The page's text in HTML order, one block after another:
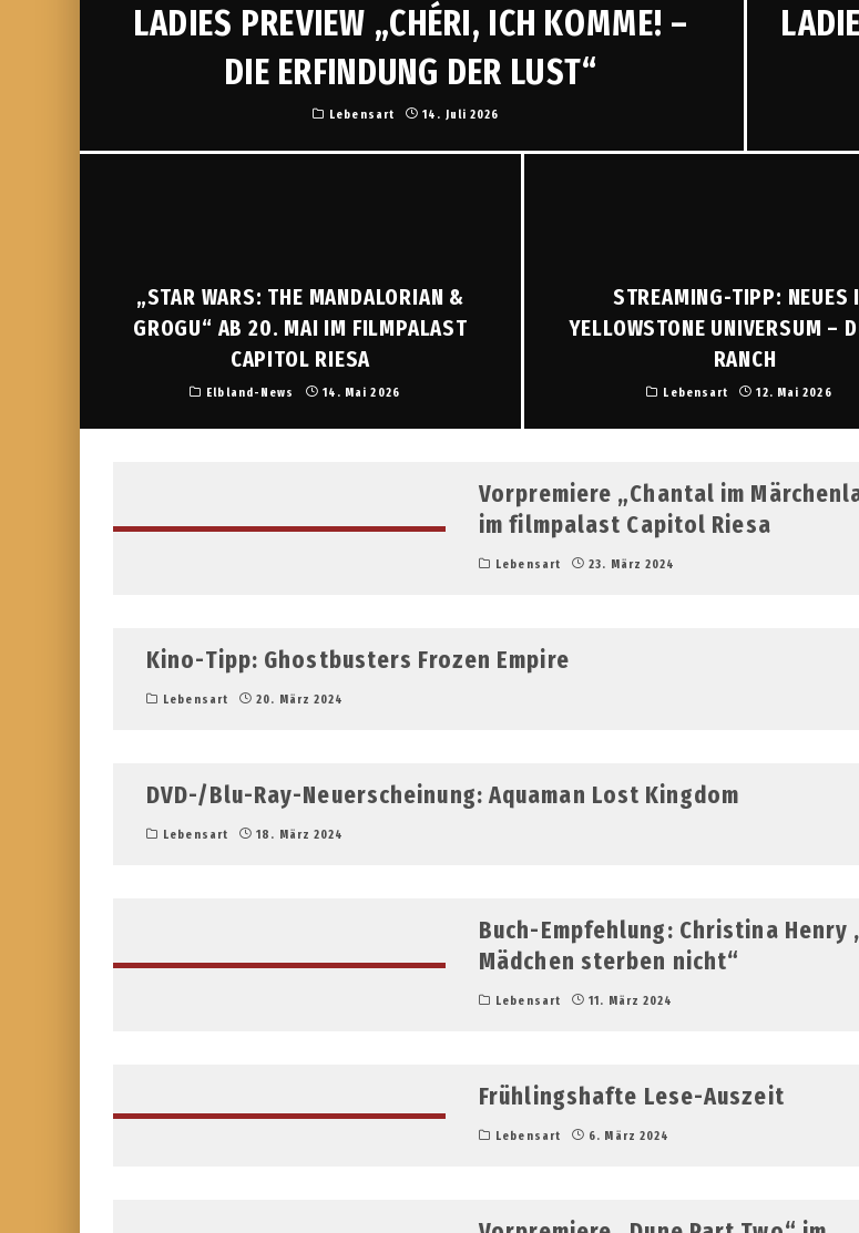
LADIES PREVIEW „CHÉRI, ICH KOMME! –
DIE ERFINDUNG DER LUST“
Lebensart 14. Juli 2026
„STAR WARS: THE MANDALORIAN &
GROGU“ AB 20. MAI IM FILMPALAST
CAPITOL RIESA
Elbland-News 14. Mai 2026
STREAMING-TIPP: NEUES
YELLOWSTONE UNIVERSUM –
RANCH
Lebensart 12. Mai 2026
Vorpremiere „Chantal im
im filmpalast Capitol Riesa
Lebensart 23. März 2024
Kino-Tipp: Ghostbusters Frozen Empire
Lebensart 20. März 2024
DVD-/Blu-Ray-Neuerscheinung: Aquaman Lost Kingdom
Lebensart 18. März 2024
Buch-Empfehlung: Christina Henry
Mädchen sterben nicht“
Lebensart 11. März 2024
Frühlingshafte Lese-Auszeit
Lebensart 6. März 2024